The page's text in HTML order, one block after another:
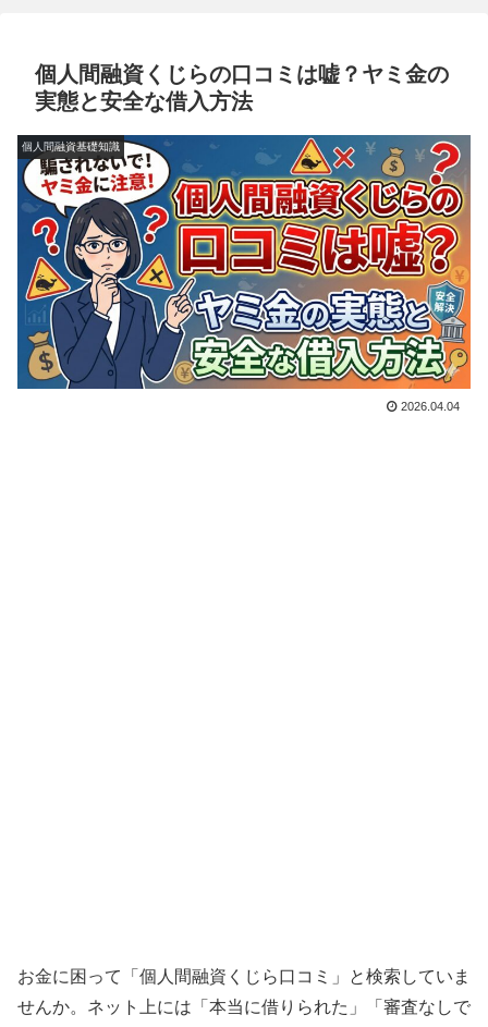
個人間融資くじらの口コミは嘘？ヤミ金の
実態と安全な借入方法
個人間融資基礎知識
2026.04.04
お金に困って「個人間融資くじら口コミ」と検索していま
せんか。ネット上には「本当に借りられた」「審査なしで